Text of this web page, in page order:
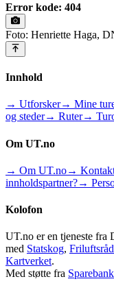
Error kode: 404
Foto: Henriette Haga,
Innhold
→ Utforsker→ Mine
og steder→ Ruter→
Om UT.no
→ Om UT.no→
innholdspartner?→
Kolofon
UT.no er en tjeneste fra
med Statskog,
Kartverket.
Med støtte fra